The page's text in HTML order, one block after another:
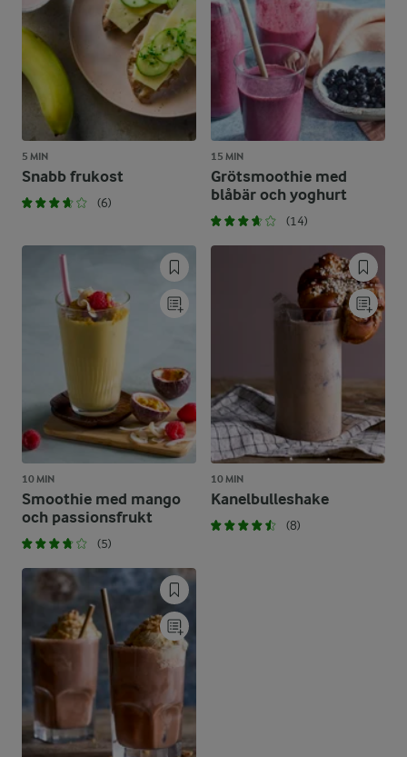
5 MIN
Snabb frukost
(6)
15 MIN
Grötsmoothie med
blåbär och yoghurt
(14)
10 MIN
Smoothie med mango
och passionsfrukt
(5)
10 MIN
Kanelbulleshake
(8)